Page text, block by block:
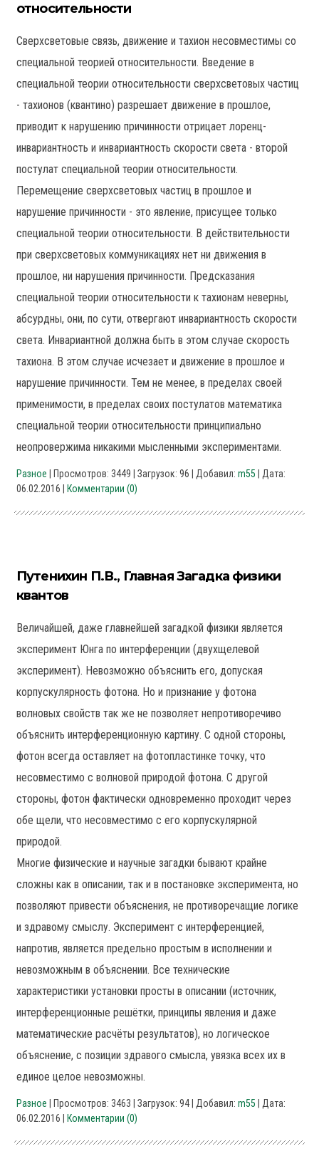
относительности
Сверхсветовые связь, движение и тахион несовместимы со
специальной теорией относительности. Введение в
специальной теории относительности сверхсветовых частиц
- тахионов (квантино) разрешает движение в прошлое,
приводит к нарушению причинности отрицает лоренц-
инвариантность и инвариантность скорости света - второй
постулат специальной теории относительности.
Перемещение сверхсветовых частиц в прошлое и
нарушение причинности - это явление, присущее только
специальной теории относительности. В действительности
при сверхсветовых коммуникациях нет ни движения в
прошлое, ни нарушения причинности. Предсказания
специальной теории относительности к тахионам неверны,
абсурдны, они, по сути, отвергают инвариантность скорости
света. Инвариантной должна быть в этом случае скорость
тахиона. В этом случае исчезает и движение в прошлое и
нарушение причинности. Тем не менее, в пределах своей
применимости, в пределах своих постулатов математика
специальной теории относительности принципиально
неопровержима никакими мысленными экспериментами.
Разное | Просмотров: 3449 | Загрузок: 96 | Добавил: m55 | Дата:
06.02.2016
Комментарии (0)
Путенихин П.В., Главная Загадка физики
квантов
Величайшей, даже главнейшей загадкой физики является
эксперимент Юнга по интерференции (двухщелевой
эксперимент). Невозможно объяснить его, допуская
корпускулярность фотона. Но и признание у фотона
волновых свойств так же не позволяет непротиворечиво
объяснить интерференционную картину. С одной стороны,
фотон всегда оставляет на фотопластинке точку, что
несовместимо с волновой природой фотона. С другой
стороны, фотон фактически одновременно проходит через
обе щели, что несовместимо с его корпускулярной
природой.
Многие физические и научные загадки бывают крайне
сложны как в описании, так и в постановке эксперимента, но
позволяют привести объяснения, не противоречащие логике
и здравому смыслу. Эксперимент с интерференцией,
напротив, является предельно простым в исполнении и
невозможным в объяснении. Все технические
характеристики установки просты в описании (источник,
интерференционные решётки, принципы явления и даже
математические расчёты результатов), но логическое
объяснение, с позиции здравого смысла, увязка всех их в
единое целое невозможны.
Разное | Просмотров: 3463 | Загрузок: 94 | Добавил: m55 | Дата:
06.02.2016
Комментарии (0)